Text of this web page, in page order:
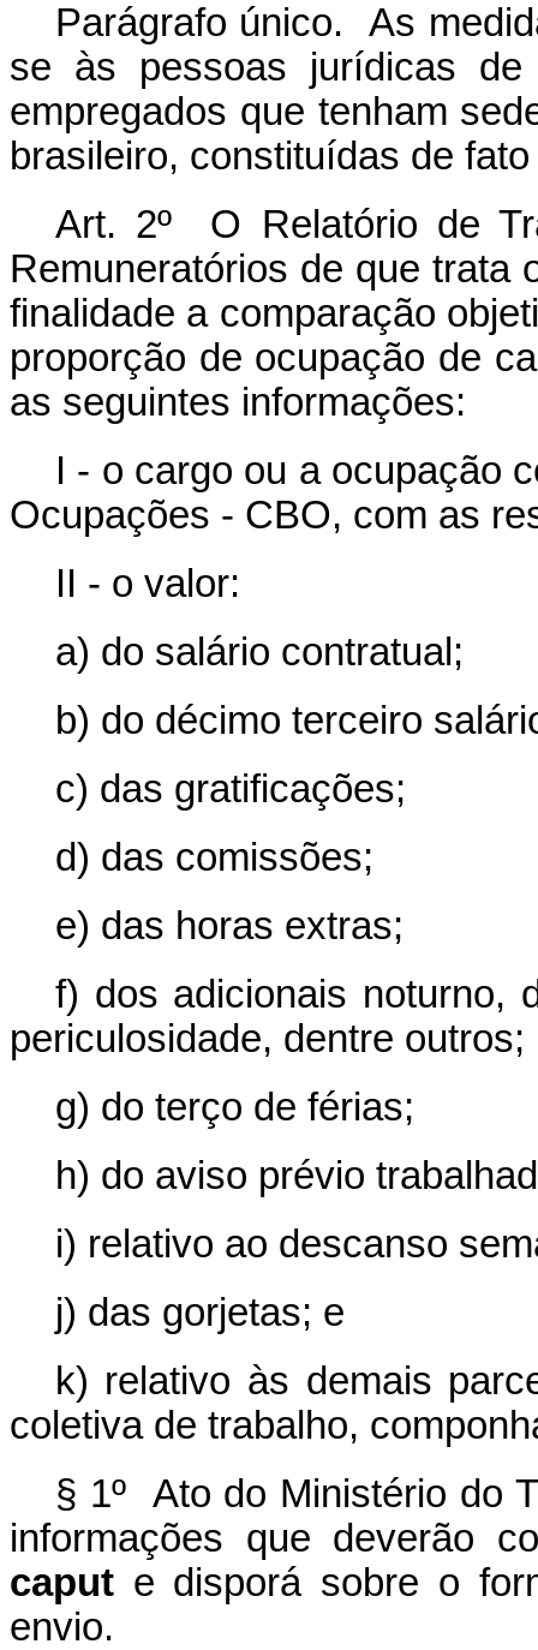
Parágrafo único. As
se às pessoas jurídicas
empregados que tenham
brasileiro, constituídas de
Art. 2º O Relatório de
Remuneratórios de que trata
finalidade a comparação
proporção de ocupação de
as seguintes informações:
I - o cargo ou a ocupação
Ocupações - CBO, com as
II - o valor:
a) do salário contratual;
b) do décimo terceiro
c) das gratificações;
d) das comissões;
e) das horas extras;
f) dos adicionais noturno,
periculosidade, dentre outros;
g) do terço de férias;
h) do aviso prévio
i) relativo ao descanso
j) das gorjetas; e
k) relativo às demais
coletiva de trabalho,
§ 1º Ato do Ministério do
informações que deverão
caput e disporá sobre o
envio.